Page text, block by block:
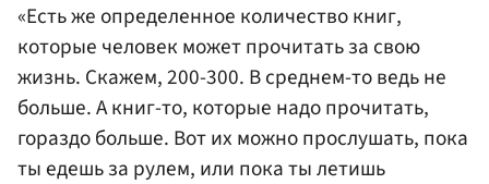
«Есть же определенное количество книг,
которые человек может прочитать за свою
жизнь. Скажем, 200-300. В среднем-то ведь не
больше. А книг-то, которые надо прочитать,
гораздо больше. Вот их можно прослушать, пока
ты едешь за рулем, или пока ты летишь